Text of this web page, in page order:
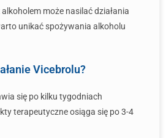
może nasilać działania
unikać spożywania alkoholu
Vicebrolu?
się po kilku tygodniach
terapeutyczne osiąga się po 3-4